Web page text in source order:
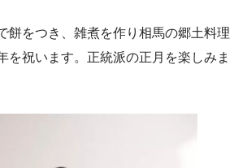
餅をつき、雑煮を作り相馬の郷土料理
を祝います。正統派の正月を楽しみま